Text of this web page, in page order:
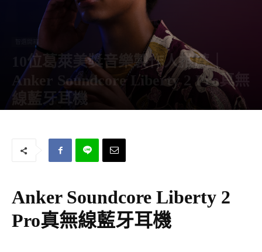
智選開箱
10位葛萊美獎音樂製作人推薦｜
Anker Soundcore Liberty 2 Pro真無
線藍牙耳機
Anker Soundcore Liberty 2
Pro真無線藍牙耳機